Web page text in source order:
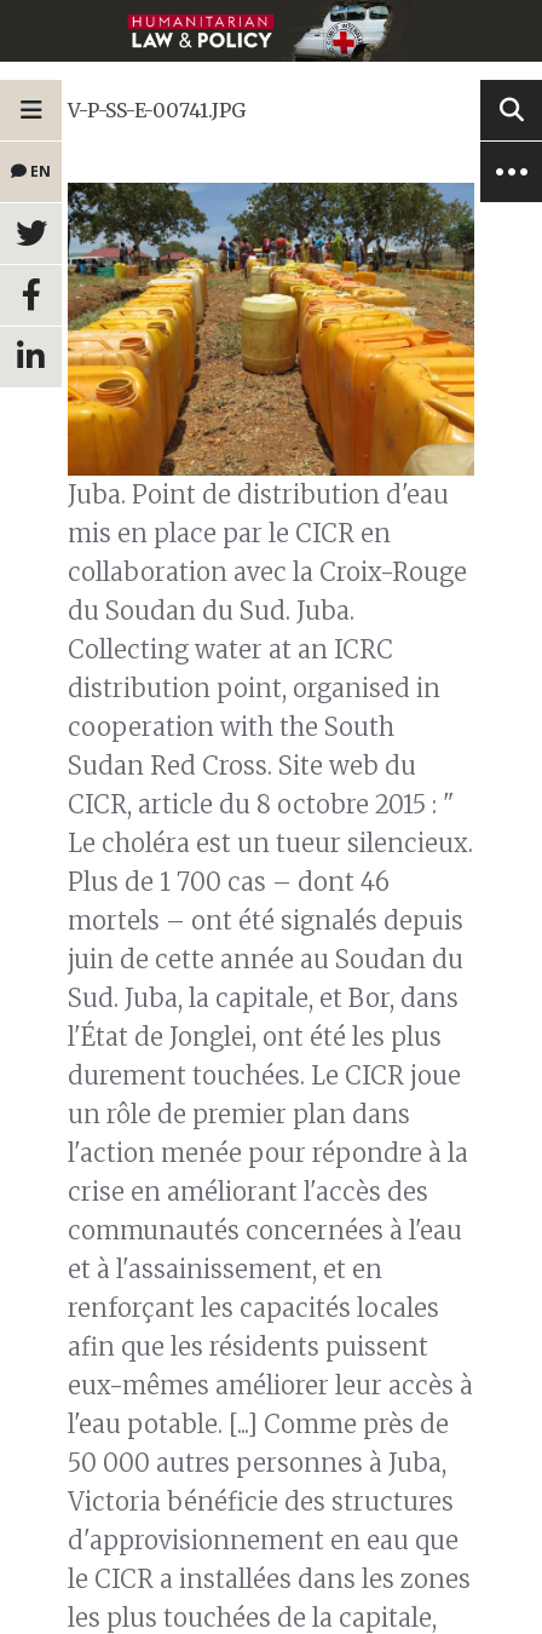
EN
V-P-SS-E-00741.JPG
Juba. Point de distribution d'eau
mis en place par le CICR en
collaboration avec la Croix-Rouge
du Soudan du Sud. Juba.
Collecting water at an ICRC
distribution point, organised in
cooperation with the South
Sudan Red Cross. Site web du
CICR, article du 8 octobre 2015 : "
Le choléra est un tueur silencieux.
Plus de 1 700 cas – dont 46
mortels – ont été signalés depuis
juin de cette année au Soudan du
Sud. Juba, la capitale, et Bor, dans
l'État de Jonglei, ont été les plus
durement touchées. Le CICR joue
un rôle de premier plan dans
l'action menée pour répondre à la
crise en améliorant l'accès des
communautés concernées à l'eau
et à l'assainissement, et en
renforçant les capacités locales
afin que les résidents puissent
eux-mêmes améliorer leur accès à
l'eau potable. [...] Comme près de
50 000 autres personnes à Juba,
Victoria bénéficie des structures
d'approvisionnement en eau que
le CICR a installées dans les zones
les plus touchées de la capitale,